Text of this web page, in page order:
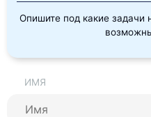
Опишите под какие
ИМЯ